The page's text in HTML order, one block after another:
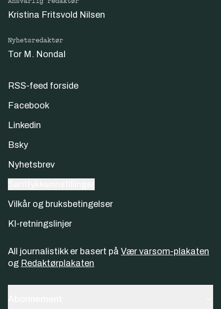
Kristina Fritsvold Nilsen
Nyhetsredaktør
Tor M. Nondal
RSS-feed forside
Facebook
Linkedin
Bsky
Nyhetsbrev
Vilkår og bruksbetingelser
KI-retningslinjer
All journalistikk er basert på Vær varsom-plakaten
og Redaktørplakaten